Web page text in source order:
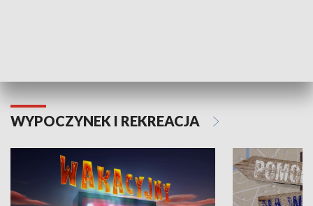
WYPOCZYNEK I REKREACJA